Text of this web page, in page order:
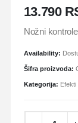
13.790
Nožni
Availability:
Šifra proizvoda:
Kategorija: Efekti